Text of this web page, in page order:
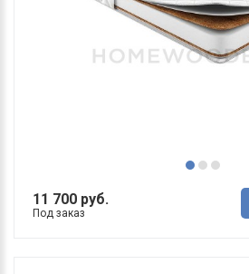
11 700 руб.
Под заказ